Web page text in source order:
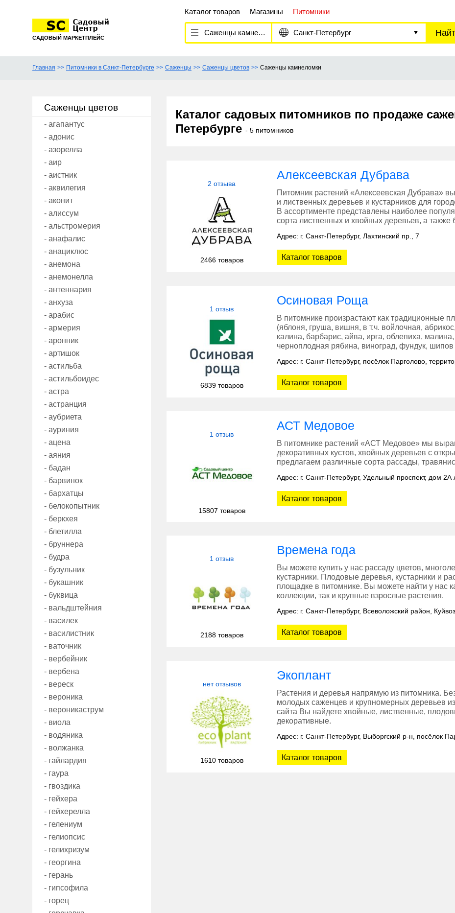
САДОВЫЙ МАРКЕТПЛЕЙС
Каталог товаров Магазины Питомники
Саженцы камнеломки Санкт-Петербург
Главная Питомники в Санкт-Петербурге Саженцы Саженцы цветов Саженцы камнеломки
Саженцы цветов
- агапантус
- адонис
- азорелла
- аир
- аистник
- аквилегия
- аконит
- алиссум
- альстромерия
- анафалис
- анациклюс
- анемона
- анемонелла
- антеннария
- анхуза
- арабис
- армерия
- аронник
- артишок
- астильба
- астильбоидес
- астра
- астранция
- аубриета
- ауриния
- ацена
- аяния
- бадан
- барвинок
- бархатцы
- белокопытник
- беркхея
- блетилла
- бруннера
- будра
- бузульник
- букашник
- буквица
- вальдштейния
- василек
- василистник
- ваточник
- вербейник
- вербена
- вереск
- вероника
- вероникаструм
- виола
- водяника
- волжанка
- гайлардия
- гаура
- гвоздика
- гейхера
- гейхерелла
- гелениум
- гелиопсис
- гелихризум
- георгина
- герань
- гипсофила
- горец
Каталог садовых питомников по продаже
Петербурге - 5 питомников
2 отзыва
2466 товаров
Алексеевская Дубрава
Питомник растений «Алексеевская Дубрава»
и лиственных деревьев и кустарников для
В ассортименте представлены наиболее
сорта лиственных и хвойных деревьев, а
Адрес: г. Санкт-Петербург, Лахтинский пр., 7
Каталог товаров
1 отзыв
6839 товаров
Осиновая Роща
В питомнике произрастают как традиционные
(яблоня, груша, вишня, в т.ч. войлочная,
калина, барбарис, айва, ирга, облепиха,
черноплодная рябина, виноград, фундук, шипов
Адрес: г. Санкт-Петербург, посёлок Парголово,
Каталог товаров
1 отзыв
15807 товаров
АСТ Медовое
В питомнике растений «АСТ Медовое» мы
декоративных кустов, хвойных деревьев с
предлагаем различные сорта рассады,
Адрес: г. Санкт-Петербург, Удельный проспект, дом 2А
Каталог товаров
1 отзыв
2188 товаров
Времена года
Вы можете купить у нас рассаду цветов,
кустарники. Плодовые деревья, кустарники и
площадке в питомнике. Вы можете найти у нас
коллекции, так и крупные взрослые растения.
Адрес: г. Санкт-Петербург, Всеволожский район,
Каталог товаров
нет отзывов
1610 товаров
Экоплант
Растения и деревья напрямую из питомника.
молодых саженцев и крупномерных деревьев
сайта Вы найдете хвойные, лиственные,
декоративные.
Адрес: г. Санкт-Петербург, Выборгский р-н, посёлок
Каталог товаров